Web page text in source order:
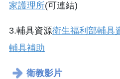
家護理所(可連結)
3.輔具資源衛生福利部輔具
輔具補助
衛教影片